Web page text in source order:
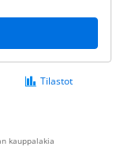
Tilastot
kauppalakia